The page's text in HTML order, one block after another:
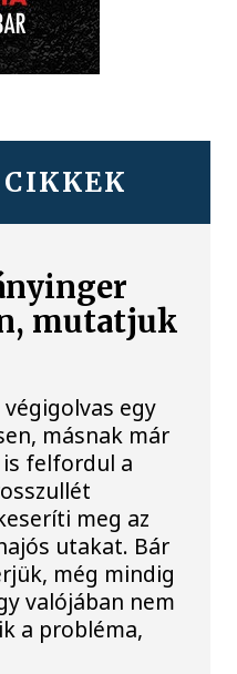
mutatjuk
egy
másnak már
felfordul a
meg az
utakat. Bár
még mindig
valójában nem
a probléma,